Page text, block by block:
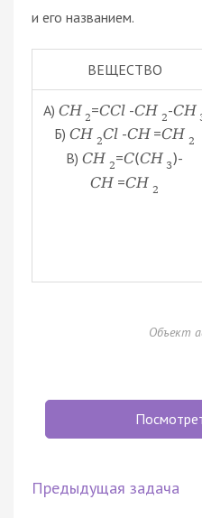
и его названием.
ВЕЩЕСТВО
А) CH 2=CCl -CH 2-CH
Б)CH 2Cl -CH =CH 2
В) CH 2=C(CH 3)-
CH =CH 2
Объект
Предыдущая задача